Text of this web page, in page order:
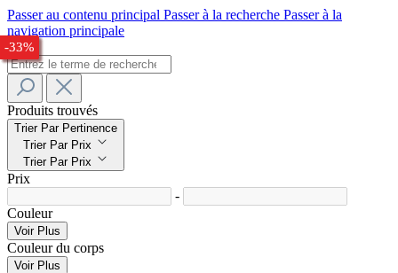
Passer au contenu principal Passer à la recherche Passer à la
navigation principale
Produits trouvés
Trier Par Pertinence
Trier Par Prix
Trier Par Prix
Prix
-
Couleur
Voir Plus
Couleur du corps
Voir Plus
-31%
-24%
-26%
-23%
-32%
-33%